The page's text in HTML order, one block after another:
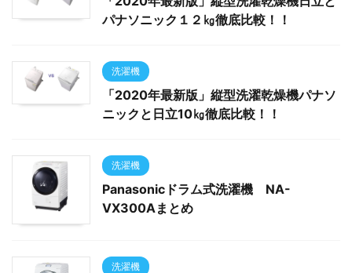
パナソニック１２㎏徹底比較！！
洗濯機
「2020年最新版」縦型洗濯乾燥機パナソ
ニックと日立10㎏徹底比較！！
洗濯機
Panasonicドラム式洗濯機 NA-
VX300Aまとめ
洗濯機